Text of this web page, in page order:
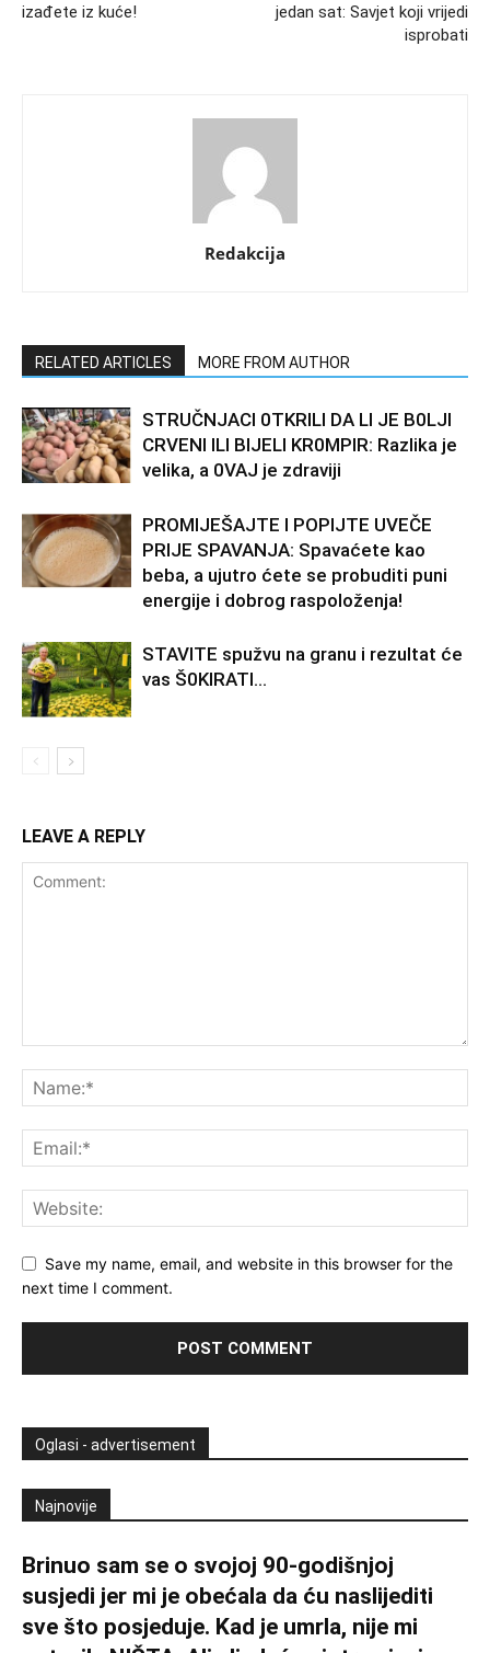
izađete iz kuće!
jedan sat: Savjet koji vrijedi
isprobati
Redakcija
RELATED ARTICLES MORE FROM AUTHOR
STRUČNJACI 0TKRILI DA LI JE B0LJI
CRVENI ILI BIJELI KR0MPIR: Razlika je
velika, a 0VAJ je zdraviji
PROMIJEŠAJTE I POPIJTE UVEČE
PRIJE SPAVANJA: Spavaćete kao
beba, a ujutro ćete se probuditi puni
energije i dobrog raspoloženja!
STAVlTE spužvu na granu i rezultat će
vas Š0KlRATl…
LEAVE A REPLY
Save my name, email, and website in this browser for the
next time I comment.
Oglasi - advertisement
Najnovije
Brinuo sam se o svojoj 90-godišnjoj
susjedi jer mi je obećala da ću naslijediti
sve što posjeduje. Kad je umrla, nije mi